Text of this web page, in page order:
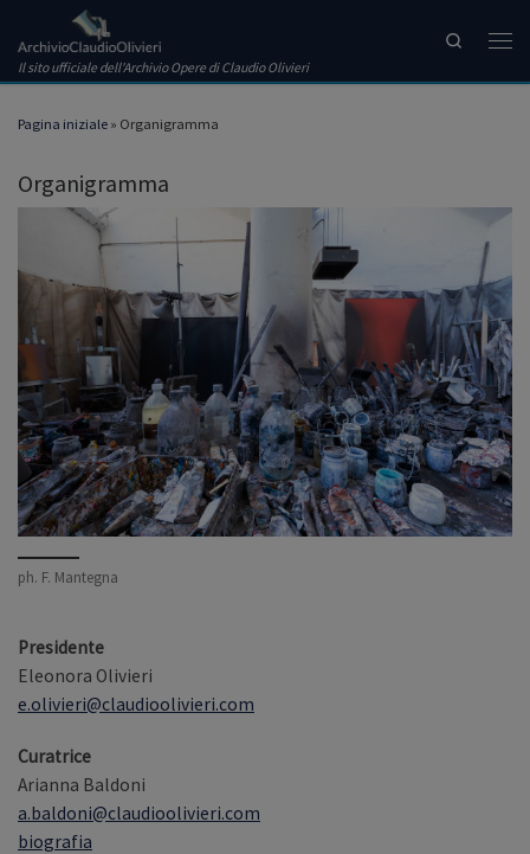
Passa al contenuto
Il sito ufficiale dell'Archivio Opere di Claudio Olivieri
Search
Pagina iniziale » Organigramma
Organigramma
ph. F. Mantegna
Presidente
Eleonora Olivieri
e.olivieri@claudioolivieri.com
Curatrice
Arianna Baldoni
a.baldoni@claudioolivieri.com
biografia